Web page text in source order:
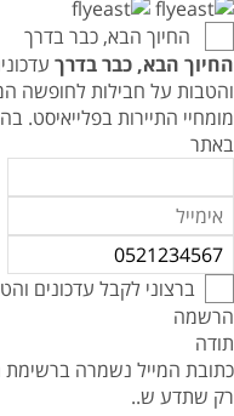
לפני
הכפתור
החיוך הבא, כבר בדרך
החיוך הבא, כבר בדרך
והטבות על חבילות לחופשה
מומחיי התיירות בפלייאיסט.
באתר
ברצוני לקבל עדכונים
הרשמה
תודה
כתובת המייל נשמרה ברשימת
רק שתדע ש..